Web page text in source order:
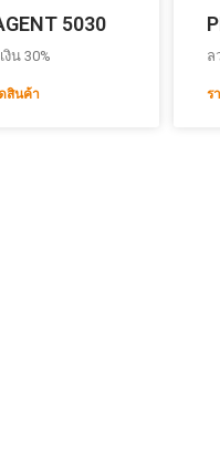
5030
น 30%
สินค้า
ล
ร